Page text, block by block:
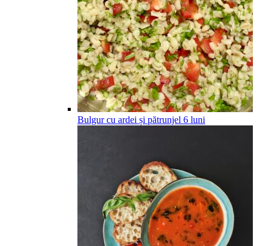
Bulgur cu ardei și pătrunjel 6 luni